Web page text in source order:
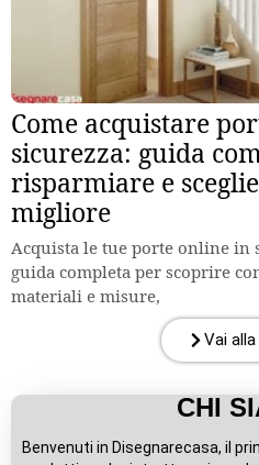
Come acquistare
sicurezza: guida
risparmiare e
migliore
Acquista le tue porte online in
guida completa per scoprire
materiali e misure,
Vai
CHI
Benvenuti in Disegnarecasa, il